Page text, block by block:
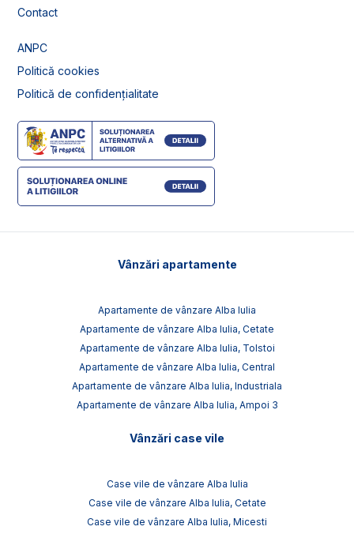
Contact
ANPC
Politică cookies
Politică de confidențialitate
Vânzări apartamente
Apartamente de vânzare Alba Iulia
Apartamente de vânzare Alba Iulia, Cetate
Apartamente de vânzare Alba Iulia, Tolstoi
Apartamente de vânzare Alba Iulia, Central
Apartamente de vânzare Alba Iulia, Industriala
Apartamente de vânzare Alba Iulia, Ampoi 3
Vânzări case vile
Case vile de vânzare Alba Iulia
Case vile de vânzare Alba Iulia, Cetate
Case vile de vânzare Alba Iulia, Micesti